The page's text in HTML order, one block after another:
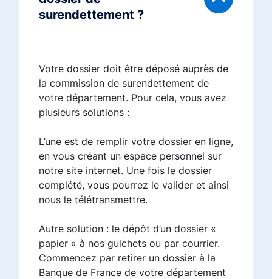
surendettement ?
Votre dossier doit être déposé auprès de
la commission de surendettement de
votre département. Pour cela, vous avez
plusieurs solutions :
L’une est de remplir votre dossier en ligne,
en vous créant un espace personnel sur
notre site internet. Une fois le dossier
complété, vous pourrez le valider et ainsi
nous le télétransmettre.
Autre solution : le dépôt d’un dossier «
papier » à nos guichets ou par courrier.
Commencez par retirer un dossier à la
Banque de France de votre département